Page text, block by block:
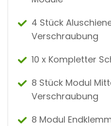
4 Stück
Verschraubung
10 x Kompletter
8 Stück Modul
Verschraubung
8 Modul